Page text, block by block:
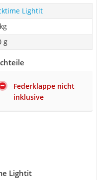
Lightit
g
Federklappe nicht
inklusive
Lightit